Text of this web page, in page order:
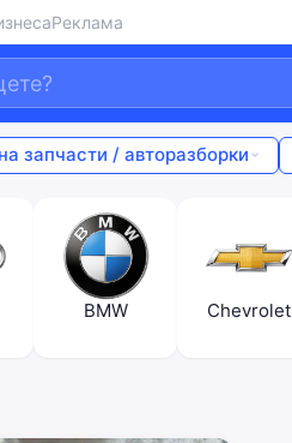
Реклама
запчасти / авторазборки
BMW Chevrolet